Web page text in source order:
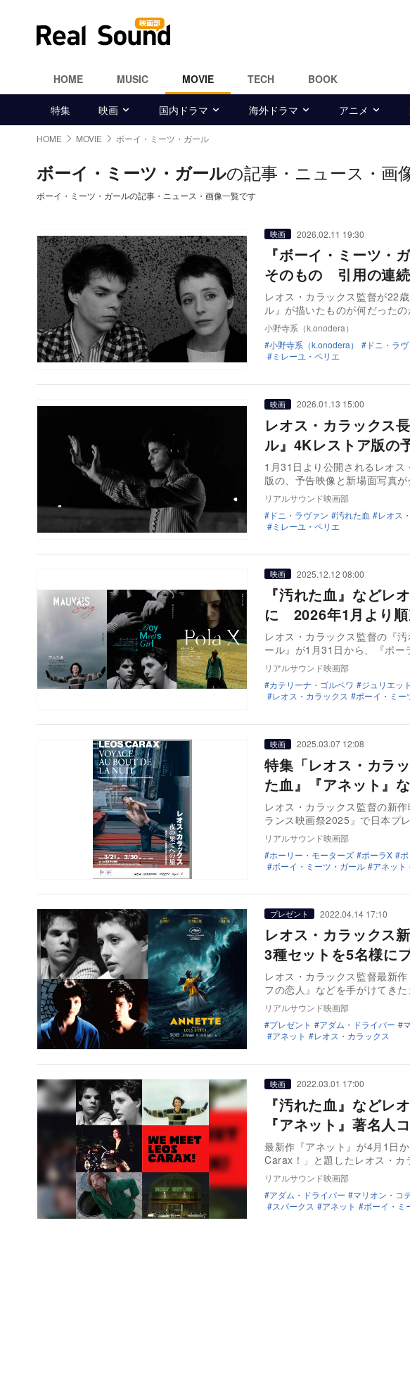
HOME MUSIC MOVIE TECH BOOK
特集 映画 国内ドラマ 海外ドラマ アニメ
HOME MOVIE ボーイ・ミーツ・ガール
ボーイ・ミーツ・ガールの記事・ニュース・画
ボーイ・ミーツ・ガールの記事・ニュース・画像一覧です
映画 2026.02.11 19:30
『ボーイ・ミーツ・
そのもの 引用の連続
レオス・カラックス監督が22
ル』が描いたものが何だったの
小野寺系（k.onodera）
小野寺系（k.onodera）
ドニ・ラ
ミレーユ・ペリエ
映画 2026.01.13 15:00
レオス・カラックス
ル』4Kレストア版の
1月31日より公開されるレオ
版の、予告映像と新場面写真
リアルサウンド映画部
ドニ・ラヴァン
汚れた血 レオス
ミレーユ・ペリエ
映画 2025.12.12 08:00
『汚れた血』などレ
に 2026年1月より
レオス・カラックス監督の『
ール』が1月31日から、『ポ
リアルサウンド映画部
カテリーナ・ゴルベワ
ジュリエッ
レオス・カラックス
ボーイ・ミー
映画 2025.03.07 12:08
特集「レオス・カラ
た血』『アネット』
レオス・カラックス監督の新
ランス映画祭2025』で日本プ
リアルサウンド映画部
ホーリー・モーターズ
ポーラX
ボーイ・ミーツ・ガール
アネット
プレゼント 2022.04.14 17:10
レオス・カラックス
3種セットを5名様に
レオス・カラックス監督最新
フの恋人』などを手がけてき
リアルサウンド映画部
プレゼント
アダム・ドライバー
アネット
レオス・カラックス
映画 2022.03.01 17:00
『汚れた血』などレ
『アネット』著名人
最新作『アネット』が4月1日
Carax！」と題したレオス・
リアルサウンド映画部
アダム・ドライバー
マリオン・コ
スパークス
アネット ボーイ・ミ